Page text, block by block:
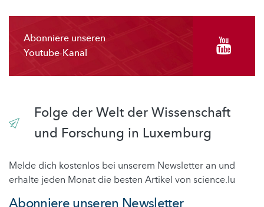
Abonniere unseren
Youtube-Kanal
Folge der Welt der Wissenschaft
und Forschung in Luxemburg
Melde dich kostenlos bei unserem Newsletter an und
erhalte jeden Monat die besten Artikel von science.lu
Abonniere unseren Newsletter